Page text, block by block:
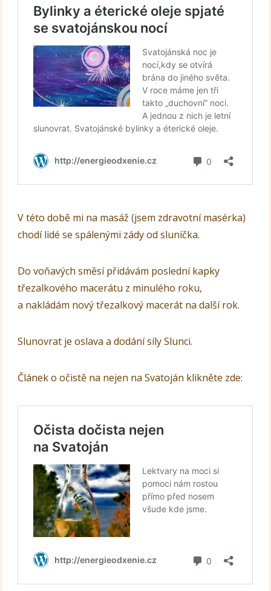
V této době mi na masáž (jsem zdravotní masérka)
chodí lidé se spálenými zády od sluníčka.
Do voňavých směsí přidávám poslední kapky
třezalkového macerátu z minulého roku,
a nakládám nový třezalkový macerát na další rok.
Slunovrat je oslava a dodání síly Slunci.
Článek o očistě na nejen na Svatoján klikněte zde: